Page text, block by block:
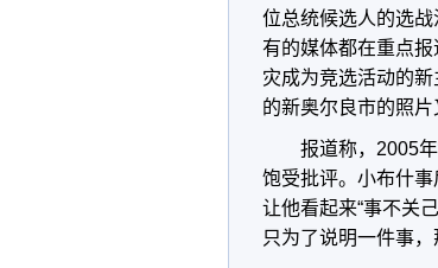
位总统候选人的选
有的媒体都在重点
灾成为竞选活动的
的新奥尔良市的照
报道称，2005
饱受批评。小布什
让他看起来“事不关
只为了说明一件事